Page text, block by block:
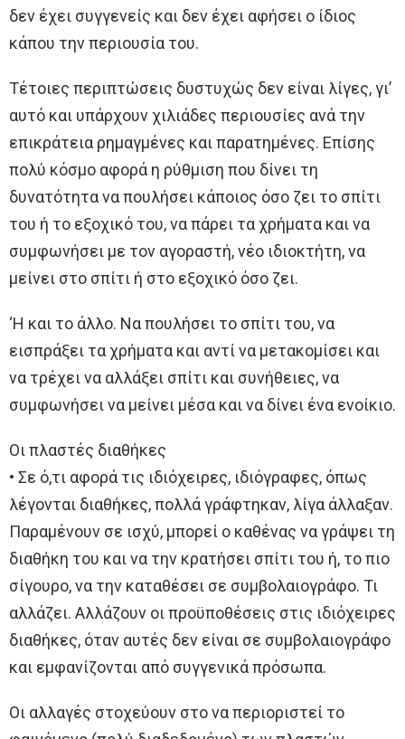
δεν έχει συγγενείς και δεν έχει αφήσει ο ίδιος
κάπου την περιουσία του.
Τέτοιες περιπτώσεις δυστυχώς δεν είναι λίγες, γι’
αυτό και υπάρχουν χιλιάδες περιουσίες ανά την
επικράτεια ρημαγμένες και παρατημένες. Επίσης
πολύ κόσμο αφορά η ρύθμιση που δίνει τη
δυνατότητα να πουλήσει κάποιος όσο ζει το σπίτι
του ή το εξοχικό του, να πάρει τα χρήματα και να
συμφωνήσει με τον αγοραστή, νέο ιδιοκτήτη, να
μείνει στο σπίτι ή στο εξοχικό όσο ζει.
‘Η και το άλλο. Να πουλήσει το σπίτι του, να
εισπράξει τα χρήματα και αντί να μετακομίσει και
να τρέχει να αλλάξει σπίτι και συνήθειες, να
συμφωνήσει να μείνει μέσα και να δίνει ένα ενοίκιο.
Οι πλαστές διαθήκες
• Σε ό,τι αφορά τις ιδιόχειρες, ιδιόγραφες, όπως
λέγονται διαθήκες, πολλά γράφτηκαν, λίγα άλλαξαν.
Παραμένουν σε ισχύ, μπορεί ο καθένας να γράψει τη
διαθήκη του και να την κρατήσει σπίτι του ή, το πιο
σίγουρο, να την καταθέσει σε συμβολαιογράφο. Τι
αλλάζει. Αλλάζουν οι προϋποθέσεις στις ιδιόχειρες
διαθήκες, όταν αυτές δεν είναι σε συμβολαιογράφο
και εμφανίζονται από συγγενικά πρόσωπα.
Οι αλλαγές στοχεύουν στο να περιοριστεί το